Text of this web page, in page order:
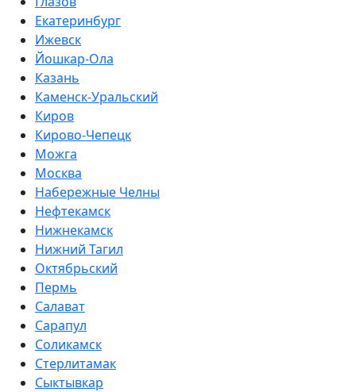
Екатеринбург
Ижевск
Йошкар-Ола
Казань
Каменск-Уральский
Киров
Кирово-Чепецк
Можга
Москва
Набережные Челны
Нефтекамск
Нижнекамск
Нижний Тагил
Октябрьский
Пермь
Салават
Сарапул
Соликамск
Стерлитамак
Сыктывкар